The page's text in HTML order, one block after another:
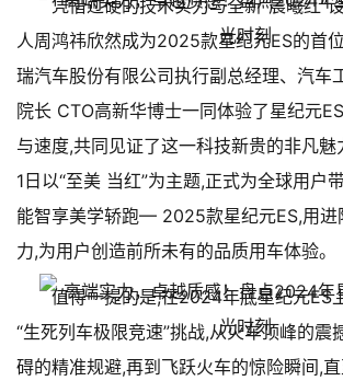
凭借过硬的技术实力与全新”晨曦红”
人周鸿祎欣然成为2025款星纪元ES的首
瑞汽车股份有限公司执行副总经理、汽车
院长 CTO高新华博士一同体验了星纪元
与速度,共同见证了这一科技新贵的非凡
1日以“至美 当红”为主题,正式为全球用户
能智享美学轿跑— 2025款星纪元ES,用进
力,为用户创造前所未有的品质用车体验。
值得一提的是,在2024年底星纪元ES
“生死列车极限竞速”挑战,从火车顶峰的震
碍的精准规避,再到飞跃火车的惊险瞬间,